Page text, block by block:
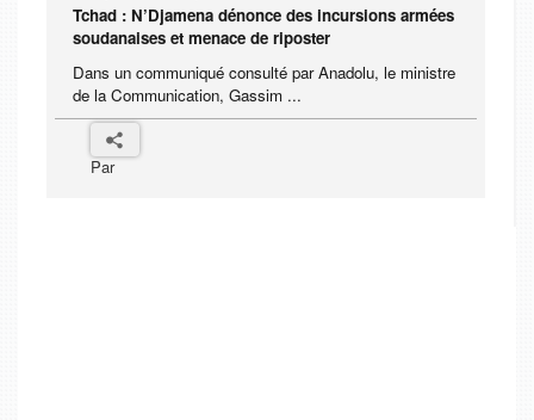
Tchad : N’Djamena dénonce des incursions armées
soudanaises et menace de riposter
Dans un communiqué consulté par Anadolu, le ministre
de la Communication, Gassim ...
Par